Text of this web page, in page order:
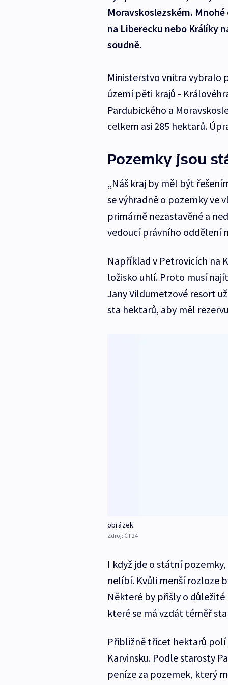
Moravskoslezském.
na Liberecku nebo Králíky
soudně.
Ministerstvo vnitra vybralo
území pěti krajů -
Pardubického a
celkem asi 285 hektarů.
Pozemky jsou
„Náš kraj by měl být
se výhradně o pozemky ve
primárně nezastavěné a
vedoucí právního oddělení
Například v Petrovicích na
ložisko uhlí. Proto musí
Jany Vildumetzové resort
sta hektarů, aby měl
obrázek
Zdroj: ČT24
I když jde o státní
nelíbí. Kvůli menší rozloze
Některé by přišly o
které se má vzdát téměř
Přibližně třicet hektarů
Karvinsku. Podle starosty
peníze za pozemek, který